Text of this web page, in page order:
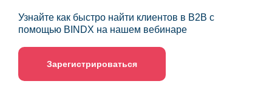
Узнайте как быстро найти клиентов в B2B с
помощью BINDX на нашем вебинаре
Зарегистрироваться